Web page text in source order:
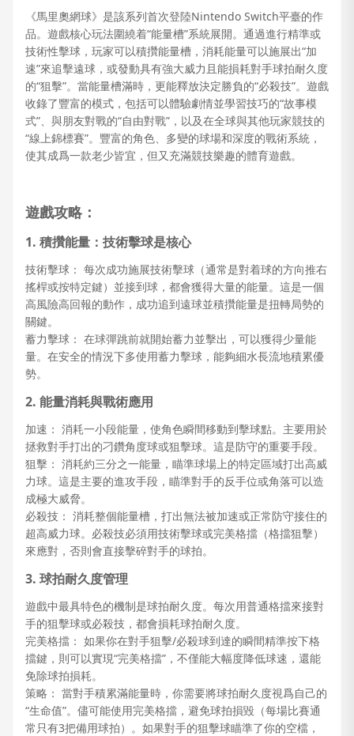
《馬里奧網球》是該系列首次登陸Nintendo Switch平臺的作
品。遊戲核心玩法圍繞着“能量槽”系統展開。通過進行精準或
技術性擊球，玩家可以積攢能量槽，消耗能量可以施展出“加
速”來追擊遠球，或發動具有強大威力且能損耗對手球拍耐久度
的“狙擊”。當能量槽滿時，更能釋放決定勝負的“必殺技”。遊戲
收錄了豐富的模式，包括可以體驗劇情並學習技巧的“故事模
式”、與朋友對戰的“自由對戰”，以及在全球與其他玩家競技的
“線上錦標賽”。豐富的角色、多變的球場和深度的戰術系統，
使其成爲一款老少皆宜，但又充滿競技樂趣的體育遊戲。
遊戲攻略：
1. 積攢能量：技術擊球是核心
技術擊球： 每次成功施展技術擊球（通常是對着球的方向推右
搖桿或按特定鍵）並接到球，都會獲得大量的能量。這是一個
高風險高回報的動作，成功追到遠球並積攢能量是扭轉局勢的
關鍵。
蓄力擊球： 在球彈跳前就開始蓄力並擊出，可以獲得少量能
量。在安全的情況下多使用蓄力擊球，能夠細水長流地積累優
勢。
2. 能量消耗與戰術應用
加速： 消耗一小段能量，使角色瞬間移動到擊球點。主要用於
拯救對手打出的刁鑽角度球或狙擊球。這是防守的重要手段。
狙擊： 消耗約三分之一能量，瞄準球場上的特定區域打出高威
力球。這是主要的進攻手段，瞄準對手的反手位或角落可以造
成極大威脅。
必殺技： 消耗整個能量槽，打出無法被加速或正常防守接住的
超高威力球。必殺技必須用技術擊球或完美格擋（格擋狙擊）
來應對，否則會直接擊碎對手的球拍。
3. 球拍耐久度管理
遊戲中最具特色的機制是球拍耐久度。每次用普通格擋來接對
手的狙擊球或必殺技，都會損耗球拍耐久度。
完美格擋： 如果你在對手狙擊/必殺球到達的瞬間精準按下格
擋鍵，則可以實現“完美格擋”，不僅能大幅度降低球速，還能
免除球拍損耗。
策略： 當對手積累滿能量時，你需要將球拍耐久度視爲自己的
“生命值”。儘可能使用完美格擋，避免球拍損毀（每場比賽通
常只有3把備用球拍）。如果對手的狙擊球瞄準了你的空檔，